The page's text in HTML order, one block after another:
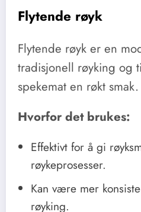
Flytende røyk
Flytende røyk er en
tradisjonell røyking og
spekemat en røkt smak.
Hvorfor det brukes:
Effektivt for å gi
røykeprosesser.
Kan være mer
røyking.